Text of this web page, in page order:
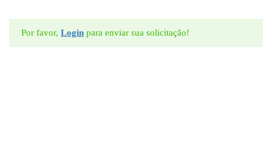
Por favor, Login para enviar sua solicitação!